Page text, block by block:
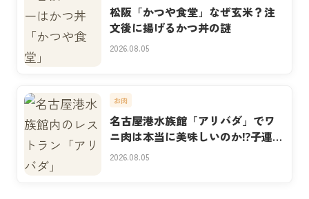
松阪「かつや食堂」なぜ玄米？注
文後に揚げるかつ丼の謎
2026.08.05
お肉
名古屋港水族館「アリバダ」でワ
ニ肉は本当に美味しいのか⁉子連れ
実食
2026.08.05